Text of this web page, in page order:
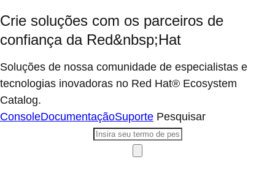
Crie soluções com os parceiros de
confiança da Red&nbsp;Hat
Soluções de nossa comunidade de especialistas e
tecnologias inovadoras no Red Hat® Ecosystem
Catalog.
ConsoleDocumentaçãoSuporte Pesquisar